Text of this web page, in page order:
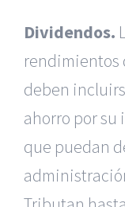
Dividendos.
rendimientos
deben
ahorro por su
que puedan